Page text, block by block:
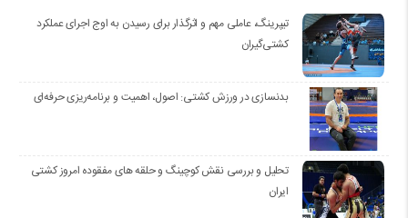
تیپرینگ، عاملی مهم و اثرگذار برای رسیدن به اوج اجرای عملکرد
کشتی‌گیران
بدنسازی در ورزش کشتی: اصول، اهمیت و برنامه‌ریزی حرفه‌ای
تحلیل و بررسی نقش کوچینگ و حلقه های مفقوده امروز کشتی
ایران